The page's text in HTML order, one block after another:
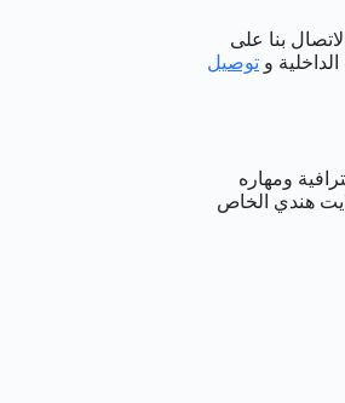
بنا على
و توصيل
ومهاره
هندي الخاص